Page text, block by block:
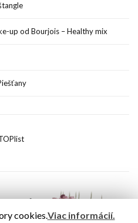
up od Bourjois – Healthy mix
cookies.Viac informácií.